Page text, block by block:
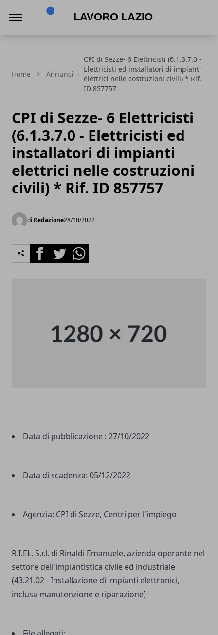
Home Annunci
CPI di Sezze- 6 Elettricisti (6.1.3.7.0 -
Elettricisti ed installatori di impianti
elettrici nelle costruzioni civili) * Rif.
ID 857757
CPI di Sezze- 6 Elettricisti
(6.1.3.7.0 - Elettricisti ed
installatori di impianti
elettrici nelle costruzioni
civili) * Rif. ID 857757
di Redazione28/10/2022
FacebookTwitterWhatsapp
Data di pubblicazione : 27/10/2022
Data di scadenza: 05/12/2022
Agenzia: CPI di Sezze, Centri per l'impiego
R.I.EL. S.r.l. di Rinaldi Emanuele, azienda operante nel
settore dell'impiantistica civile ed industriale
(43.21.02 - Installazione di impianti elettronici,
inclusa manutenzione e riparazione)